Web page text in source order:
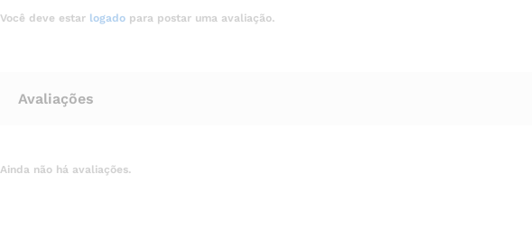
Você deve estar logado para postar uma avaliação.
Avaliações
Ainda não há avaliações.